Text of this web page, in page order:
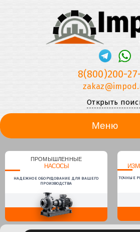
8(800)200-
Открыть
Меню
ПРОМЫШЛЕННЫЕ
НАСОСЫ
НАДЕЖНОЕ ОБОРУДОВАНИЕ ДЛЯ ВАШЕГО
ПРОИЗВОДСТВА
ТОЧНЫЕ